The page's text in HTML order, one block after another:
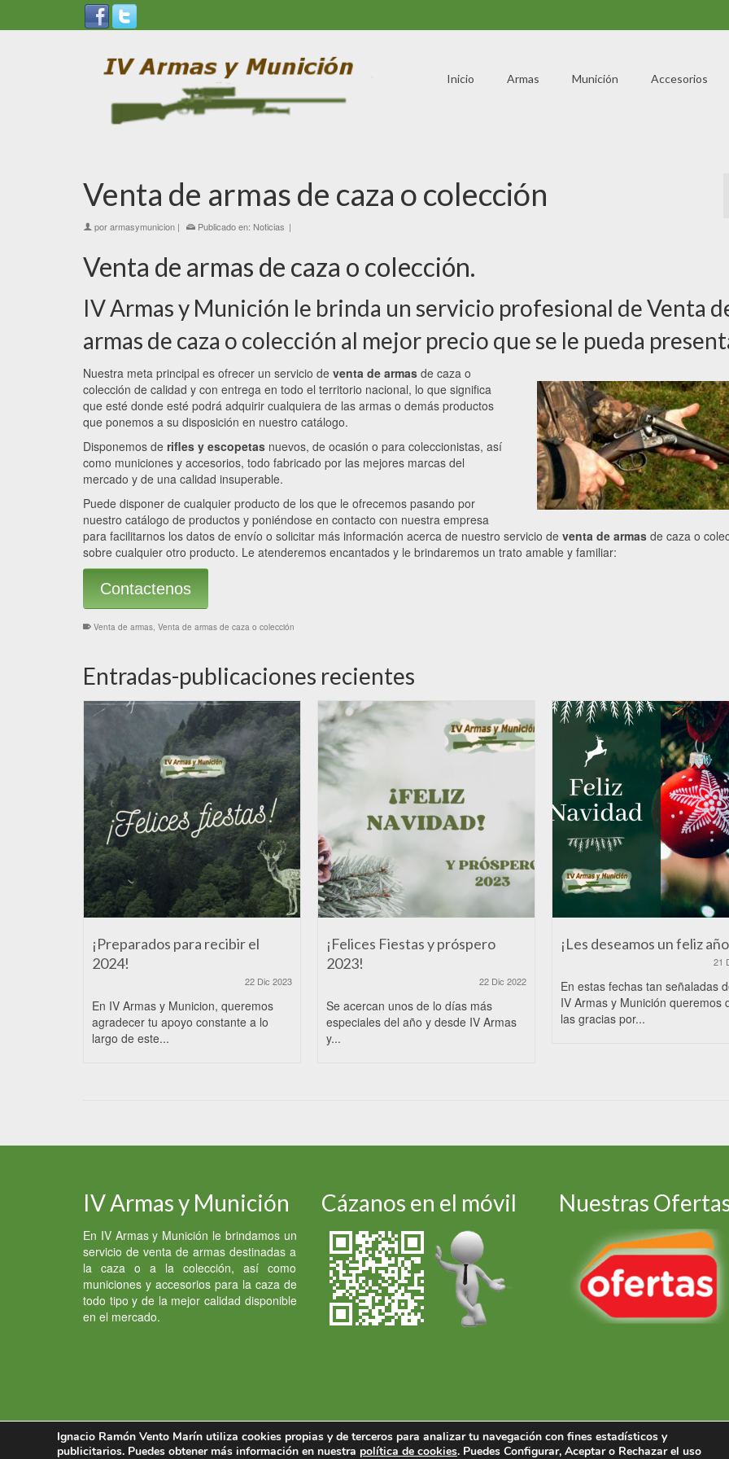
Inicio Armas Munición Accesorios
Venta de armas de caza o colección
porarmasymunicion | Publicado en: Noticias |
Venta de armas de caza o colección.
IV Armas y Munición le brinda un servicio profesional de Venta
armas de caza o colección al mejor precio que se le pueda
Nuestra meta principal es ofrecer un servicio de venta de armas de caza o
colección de calidad y con entrega en todo el territorio nacional, lo que significa
que esté donde esté podrá adquirir cualquiera de las armas o demás productos
que ponemos a su disposición en nuestro catálogo.
Disponemos de rifles y escopetas nuevos, de ocasión o para coleccionistas, así
como municiones y accesorios, todo fabricado por las mejores marcas del
mercado y de una calidad insuperable.
Puede disponer de cualquier producto de los que le ofrecemos pasando por
nuestro catálogo de productos y poniéndose en contacto con nuestra empresa
para facilitarnos los datos de envío o solicitar más información acerca de nuestro servicio de venta de armas de caza o
sobre cualquier otro producto. Le atenderemos encantados y le brindaremos un trato amable y familiar:
Contactenos
Venta de armas, Venta de armas de caza o colección
Entradas-publicaciones recientes
¡Preparados para recibir el
2024!
22 Dic 2023
En IV Armas y Municion, queremos
agradecer tu apoyo constante a lo
largo de este...
¡Felices Fiestas y próspero
2023!
22 Dic 2022
Se acercan unos de lo días más
especiales del año y desde IV Armas
y...
¡Les deseamos un feliz
21
En estas fechas tan señaladas
IV Armas y Munición queremos
las gracias por...
IV Armas y Munición
En IV Armas y Munición le brindamos un
servicio de venta de armas destinadas a
la caza o a la colección, así como
municiones y accesorios para la caza de
todo tipo y de la mejor calidad disponible
en el mercado.
Cázanos en el móvil Nuestras
© 2026 Armas y Munición
Ignacio Ramón Vento Marín utiliza cookies propias y de terceros para analizar tu navegación con fines estadísticos y
publicitarios. Puedes obtener más información en nuestra política de cookies. Puedes Configurar, Aceptar o Rechazar el uso